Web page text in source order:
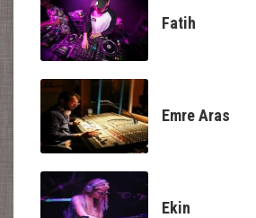
Fatih
Emre Aras
Ekin